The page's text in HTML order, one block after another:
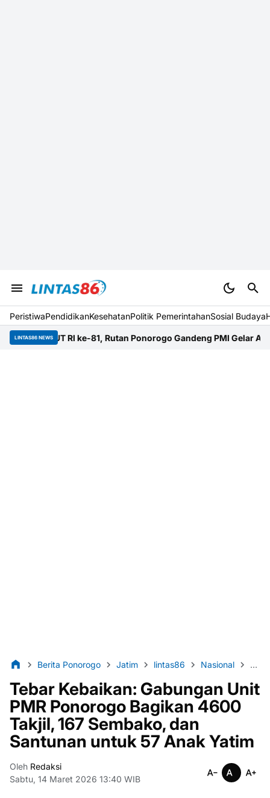
PeristiwaPendidikanKesehatanPolitik PemerintahanSosial Budaya
LINTAS86 NEWS
HUT RI ke-81, Rutan Ponorogo Gandeng PMI Gelar Aksi
Berita Ponorogo Jatim lintas86 Nasional PMI
Tebar Kebaikan: Gabungan Unit
PMR Ponorogo Bagikan 4600
Takjil, 167 Sembako, dan
Santunan untuk 57 Anak Yatim
Oleh Redaksi
Sabtu, 14 Maret 2026 13:40 WIB